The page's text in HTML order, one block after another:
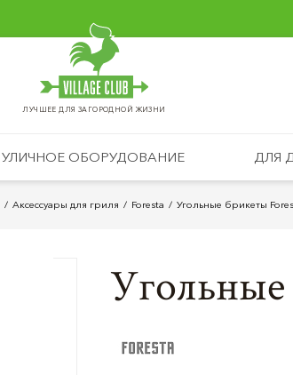
ЛУЧШЕЕ ДЛЯ ЗАГОРОДНОЙ ЖИЗНИ
УЛИЧНОЕ ОБОРУДОВАНИЕ ДЛЯ
Аксессуары для гриля Foresta Угольные брикеты
Угольные